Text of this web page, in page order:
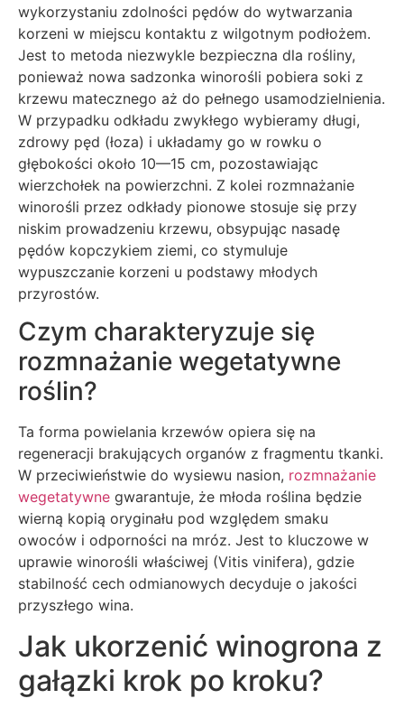
wykorzystaniu zdolności pędów do wytwarzania
korzeni w miejscu kontaktu z wilgotnym podłożem.
Jest to metoda niezwykle bezpieczna dla rośliny,
ponieważ nowa sadzonka winorośli pobiera soki z
krzewu matecznego aż do pełnego usamodzielnienia.
W przypadku odkładu zwykłego wybieramy długi,
zdrowy pęd (łoza) i układamy go w rowku o
głębokości około 10—15 cm, pozostawiając
wierzchołek na powierzchni. Z kolei rozmnażanie
winorośli przez odkłady pionowe stosuje się przy
niskim prowadzeniu krzewu, obsypując nasadę
pędów kopczykiem ziemi, co stymuluje
wypuszczanie korzeni u podstawy młodych
przyrostów.
Czym charakteryzuje się
rozmnażanie wegetatywne
roślin?
Ta forma powielania krzewów opiera się na
regeneracji brakujących organów z fragmentu tkanki.
W przeciwieństwie do wysiewu nasion, rozmnażanie
wegetatywne gwarantuje, że młoda roślina będzie
wierną kopią oryginału pod względem smaku
owoców i odporności na mróz. Jest to kluczowe w
uprawie winorośli właściwej (Vitis vinifera), gdzie
stabilność cech odmianowych decyduje o jakości
przyszłego wina.
Jak ukorzenić winogrona z
gałązki krok po kroku?